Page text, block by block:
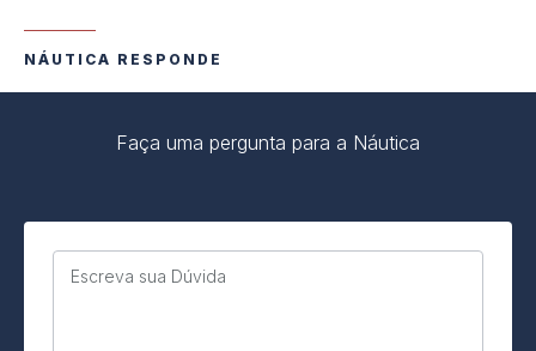
NÁUTICA RESPONDE
Faça uma pergunta para a Náutica
Escreva sua Dúvida